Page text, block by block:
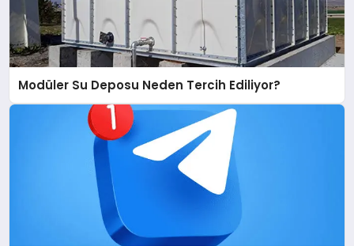
Modüler Su Deposu Neden Tercih Ediliyor?